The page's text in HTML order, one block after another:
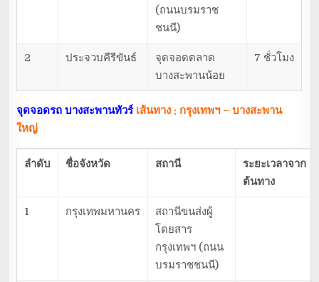
(ถนนบรมราช
ชนนี)
2 ประจวบคีรีขันธ์
จุดจอดตลาด
บางสะพานน้อย
7 ชั่วโมง
จุดจอดรถ บางสะพานทัวร์ เส้นทาง : กรุงเทพฯ – บางสะพาน
ใหญ่
ลำดับ ชื่อจังหวัด สถานี
ระยะเวลาจาก
ต้นทาง
1 กรุงเทพมหานคร
สถานีขนส่งผู้
โดยสาร
กรุงเทพฯ (ถนน
บรมราชชนนี)